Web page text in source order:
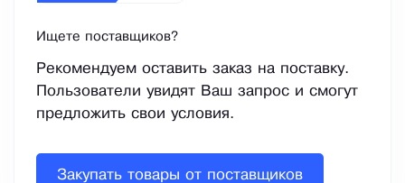
Ищете поставщиков?
Рекомендуем оставить заказ на поставку.
Пользователи увидят Ваш запрос и смогут
предложить свои условия.
Закупать товары от поставщиков